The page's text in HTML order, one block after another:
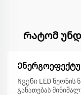
Რატომ
Ჩვენი LED
განათებას